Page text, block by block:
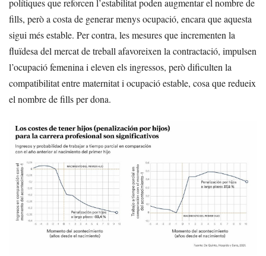
polítiques que reforcen l’estabilitat poden augmentar el nombre de
fills, però a costa de generar menys ocupació, encara que aquesta
sigui més estable. Per contra, les mesures que incrementen la
fluïdesa del mercat de treball afavoreixen la contractació, impulsen
l’ocupació femenina i eleven els ingressos, però dificulten la
compatibilitat entre maternitat i ocupació estable, cosa que redueix
el nombre de fills per dona.